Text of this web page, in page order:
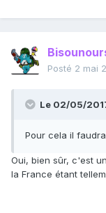
Posté 2 mai
Le 02/05/
Pour cela il
Oui, bien sûr, c'est
la France étant